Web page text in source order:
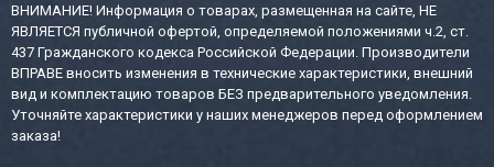
ВНИМАНИЕ! Информация о товарах, размещенная на сайте, НЕ
ЯВЛЯЕТСЯ публичной офертой, определяемой положениями ч.2, ст.
437 Гражданского кодекса Российской Федерации. Производители
ВПРАВЕ вносить изменения в технические характеристики, внешний
вид и комплектацию товаров БЕЗ предварительного уведомления.
Уточняйте характеристики у наших менеджеров перед оформлением
заказа!